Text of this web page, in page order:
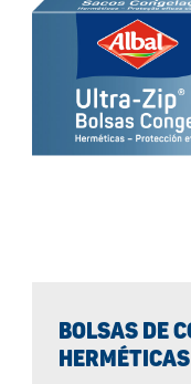
BOLSAS DE